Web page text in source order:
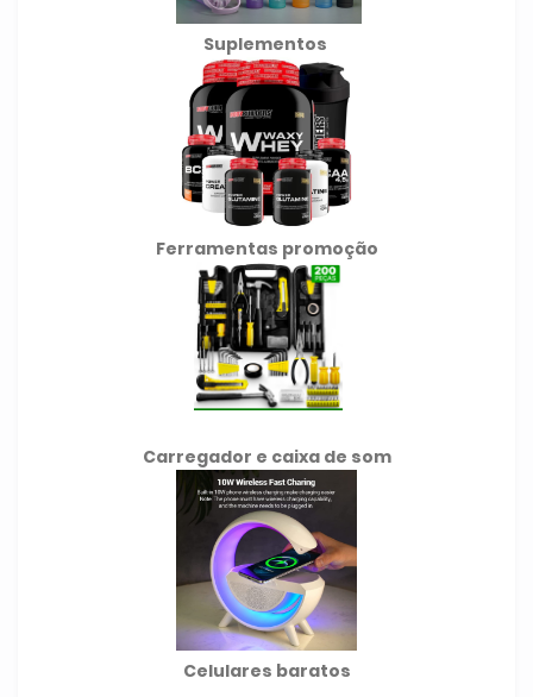
Suplementos
Ferramentas promoção
Carregador e caixa de som
Celulares baratos